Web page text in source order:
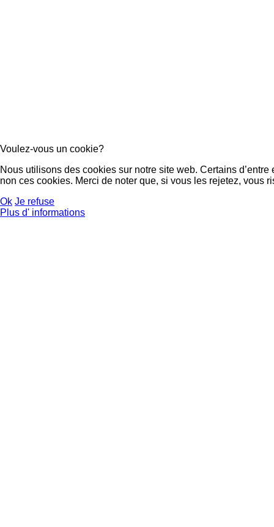
Voulez-vous un cookie?
Nous utilisons des cookies sur notre site web. Certains
non ces cookies. Merci de noter que, si vous les rejetez, vous
Ok Je refuse
Plus d' informations